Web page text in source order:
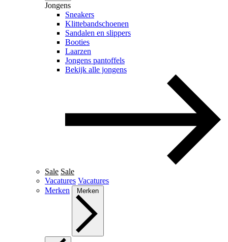
Jongens
Sneakers
Klittebandschoenen
Sandalen en slippers
Booties
Laarzen
Jongens pantoffels
Bekijk alle jongens
Sale Sale
Vacatures Vacatures
Merken
Merken